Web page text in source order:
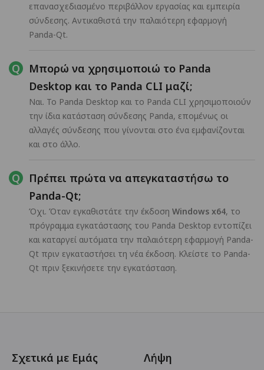
επανασχεδιασμένο περιβάλλον εργασίας και εμπειρία
σύνδεσης. Αντικαθιστά την παλαιότερη εφαρμογή
Panda-Qt.
Μπορώ να χρησιμοποιώ το Panda
Desktop και το Panda CLI μαζί;
Ναι. Το Panda Desktop και το Panda CLI χρησιμοποιούν
την ίδια κατάσταση σύνδεσης Panda, επομένως οι
αλλαγές σύνδεσης που γίνονται στο ένα εμφανίζονται
και στο άλλο.
Πρέπει πρώτα να απεγκαταστήσω το
Panda-Qt;
Όχι. Όταν εγκαθιστάτε την έκδοση Windows x64, το
πρόγραμμα εγκατάστασης του Panda Desktop εντοπίζει
και καταργεί αυτόματα την παλαιότερη εφαρμογή Panda-
Qt πριν εγκαταστήσει τη νέα έκδοση. Κλείστε το Panda-
Qt πριν ξεκινήσετε την εγκατάσταση.
Σχετικά με Εμάς Λήψη